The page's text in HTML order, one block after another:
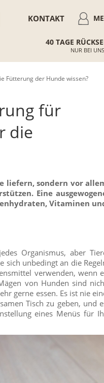
KONTAKT
40 TAGE
NUR BEI
Fütterung der Hunde wissen?
für
die
liefern, sondern vor
Eine
Vitaminen
Organismus, aber
sich unbedingt an die
verwenden, wenn
von Hunden sind
gerne essen. Es ist nie
Tisch zu geben, und
eines Menüs für